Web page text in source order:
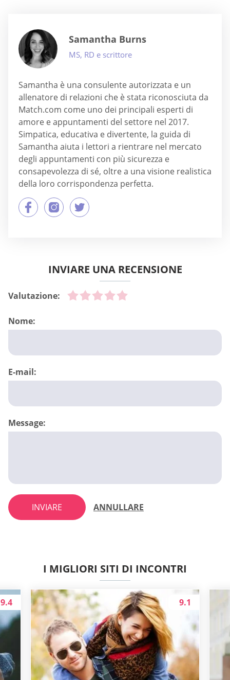
Samantha Burns
MS, RD e scrittore
Samantha è una consulente autorizzata e un
allenatore di relazioni che è stata riconosciuta da
Match.com come uno dei principali esperti di
amore e appuntamenti del settore nel 2017.
Simpatica, educativa e divertente, la guida di
Samantha aiuta i lettori a rientrare nel mercato
degli appuntamenti con più sicurezza e
consapevolezza di sé, oltre a una visione realistica
della loro corrispondenza perfetta.
INVIARE UNA RECENSIONE
Valutazione:
Nome:
E-mail:
Message:
INVIARE ANNULLARE
I MIGLIORI SITI DI INCONTRI
9.4 9.1